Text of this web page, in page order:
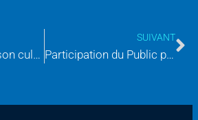
Une nouvelle saison culturelle pleine de découvertes à Villabé !
SUIVANT
Participation du Public par Voie Électronique : Projet de construction d’un ensemble immobilier mixte, Chemin des Bas Cornus à Villabé (91100)